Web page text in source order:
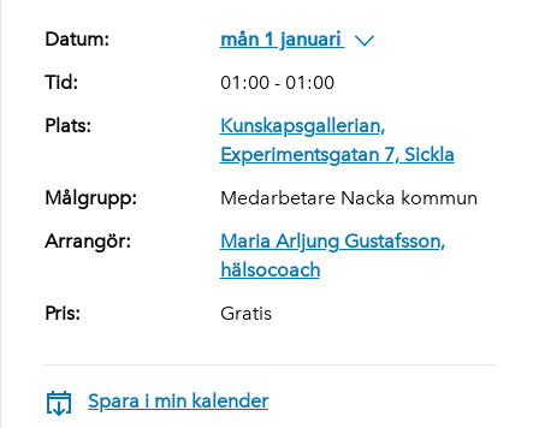
Datum:
mån 1 januari
Tid:
01:00 - 01:00
Plats:
Kunskapsgallerian,
Experimentsgatan 7, Sickla
Målgrupp:
Medarbetare Nacka kommun
Arrangör:
Maria Arljung Gustafsson,
hälsocoach
Pris:
Gratis
Spara i min kalender